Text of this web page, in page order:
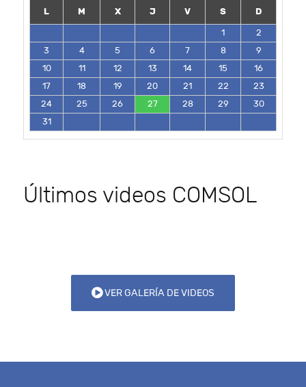
L M X J V S
D
1
2
3
4 5 6 7 8
9
10
11 12 13 14 15
16
17
18 19 20 21 22
23
24
25 26 27 28 29
30
31
Últimos videos COMSOL
VER GALERÍA DE VIDEOS